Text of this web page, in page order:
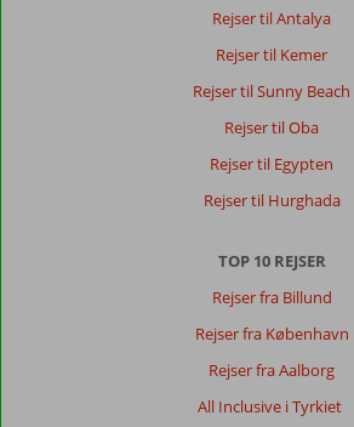
Rejser til Antalya
Rejser til Kemer
Rejser til Sunny Beach
Rejser til Oba
Rejser til Egypten
Rejser til Hurghada
TOP 10 REJSER
Rejser fra Billund
Rejser fra København
Rejser fra Aalborg
All Inclusive i Tyrkiet